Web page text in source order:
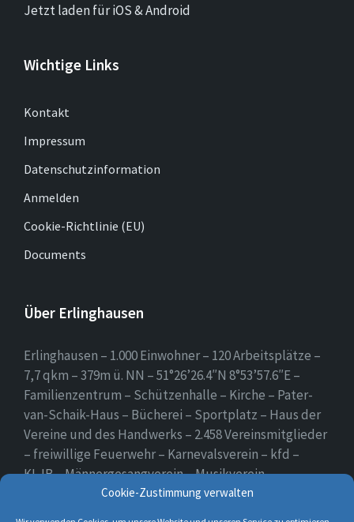
Cookie-Zustimmung verwalten
Jetzt laden für iOS & Android
Wichtige Links
Kontakt
Impressum
Datenschutzinformation
Anmelden
Cookie-Richtlinie (EU)
Documents
Über Erlinghausen
Erlinghausen – 1.000 Einwohner – 120 Arbeitsplätze –
7,7 qkm – 379m ü. NN – 51°26’26.4″N 8°53’57.6″E –
Familienzentrum – Schützenhalle – Kirche – Pater-
van-Schaik-Haus – Bücherei – Sportplatz – Haus der
Vereine und des Handwerks – 2.458 Vereinsmitglieder
– freiwillige Feuerwehr – Karnevalsverein – kfd –
KLJB – Männergesangverein – Musikverein –
Schützenverein – Sportverein – Use Erlingsen – das